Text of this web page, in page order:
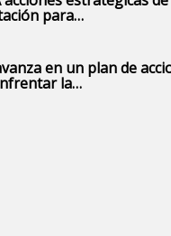
para…
en un plan de
la…